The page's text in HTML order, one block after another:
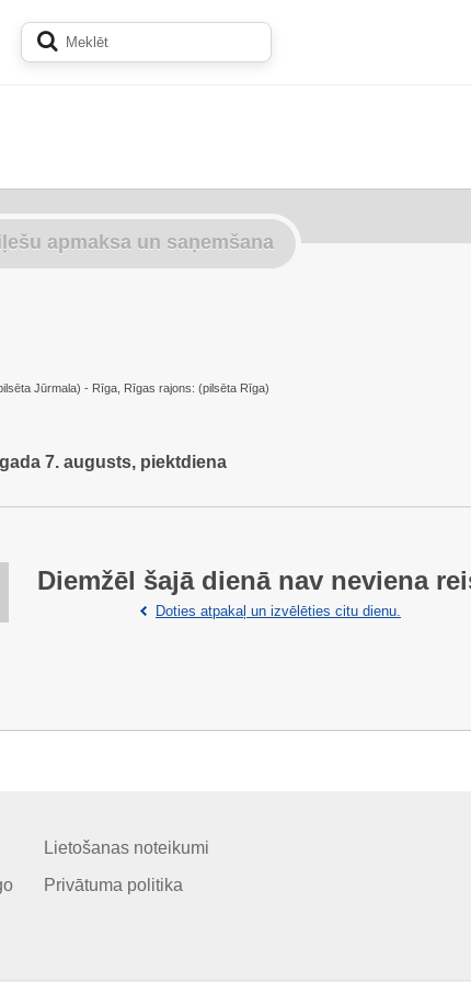
apmaksa un saņemšana
Jūrmala) - Rīga, Rīgas rajons: (pilsēta Rīga)
7. augusts, piektdiena
Diemžēl šajā dienā nav neviena
Doties atpakaļ un izvēlēties citu dienu.
Lietošanas noteikumi
Privātuma politika